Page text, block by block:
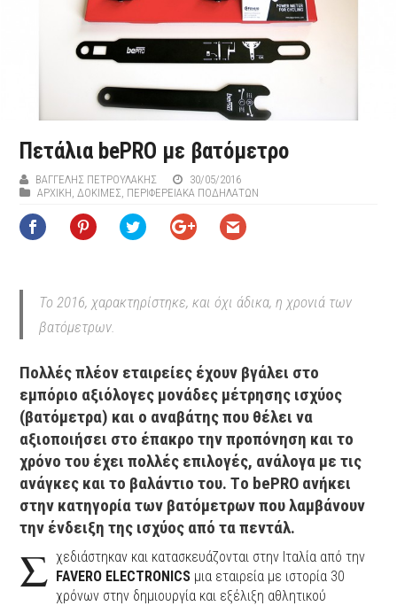
Πετάλια bePRO με βατόμετρο
ΒΑΓΓΈΛΗΣ ΠΕΤΡΟΥΛΆΚΗΣ
30/05/2016
ΑΡΧΙΚΉ,ΔΟΚΙΜΕΣ, ΠΕΡΙΦΕΡΕΙΑΚΆ ΠΟΔΗΛΆΤΩΝ
Το 2016, χαρακτηρίστηκε, και όχι άδικα, η χρονιά των
βατόμετρων.
Πολλές πλέον εταιρείες έχουν βγάλει στο
εμπόριο αξιόλογες μονάδες μέτρησης ισχύος
(βατόμετρα) και ο αναβάτης που θέλει να
αξιοποιήσει στο έπακρο την προπόνηση και το
χρόνο του έχει πολλές επιλογές, ανάλογα με τις
ανάγκες και το βαλάντιο του. Τo bePRO ανήκει
στην κατηγορία των βατόμετρων που λαμβάνουν
την ένδειξη της ισχύος από τα πεντάλ.
Σ χεδιάστηκαν και κατασκευάζονται στην Ιταλία από την
FAVERO ELECTRONICS μια εταιρεία με ιστορία 30
χρόνων στην δημιουργία και εξέλιξη αθλητικού